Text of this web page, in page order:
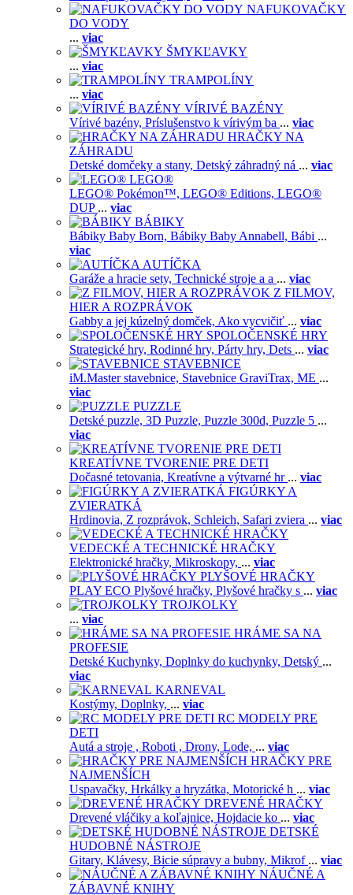
NAFUKOVAČKY
DO VODY
... viac
ŠMYKĽAVKY
... viac
TRAMPOLÍNY
... viac
VÍRIVÉ BAZÉNY
Vírivé bazény, Príslušenstvo k vírivým ba ... viac
HRAČKY NA
ZÁHRADU
Detské domčeky a stany, Detský záhradný ná ... viac
LEGO®
LEGO® Pokémon™, LEGO® Editions, LEGO®
DUP ... viac
BÁBIKY
Bábiky Baby Born, Bábiky Baby Annabell, Bábi ...
viac
AUTÍČKA
Garáže a hracie sety, Technické stroje a a ... viac
Z FILMOV,
HIER A ROZPRÁVOK
Gabby a jej kúzelný domček, Ako vycvičiť ... viac
SPOLOČENSKÉ HRY
Strategické hry, Rodinné hry, Párty hry, Dets ... viac
STAVEBNICE
iM.Master stavebnice, Stavebnice GraviTrax, ME ...
viac
PUZZLE
Detské puzzle, 3D Puzzle, Puzzle 300d, Puzzle 5 ...
viac
KREATÍVNE TVORENIE PRE DETI
Dočasné tetovania, Kreatívne a výtvarné hr ... viac
FIGÚRKY A
ZVIERATKÁ
Hrdinovia, Z rozprávok, Schleich, Safari zviera ... viac
VEDECKÉ A TECHNICKÉ HRAČKY
Elektronické hračky, Mikroskopy, ... viac
PLYŠOVÉ HRAČKY
PLAY ECO Plyšové hračky, Plyšové hračky s ... viac
TROJKOLKY
... viac
HRÁME SA NA
PROFESIE
Detské Kuchynky, Doplnky do kuchynky, Detský ...
viac
KARNEVAL
Kostýmy, Doplnky, ... viac
RC MODELY PRE
DETI
Autá a stroje , Roboti , Drony, Lode, ... viac
HRAČKY PRE
NAJMENŠÍCH
Uspavačky, Hrkálky a hryzátka, Motorické h ... viac
DREVENÉ HRAČKY
Drevené vláčiky a koľajnice, Hojdacie ko ... viac
DETSKÉ
HUDOBNÉ NÁSTROJE
Gitary, Klávesy, Bicie súpravy a bubny, Mikrof ... viac
NÁUČNÉ A
ZÁBAVNÉ KNIHY